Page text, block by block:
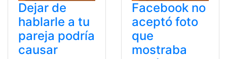
Dejar de
hablarle a tu
pareja podría
causar
Facebook no
aceptó foto
que
mostraba